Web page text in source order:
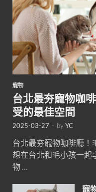
寵物
台北最夯寵物咖
受的最佳空間
2025-03-27 - byYC
台北最夯寵物咖啡廳！
想在台北和毛小孩一起
物 …
寵